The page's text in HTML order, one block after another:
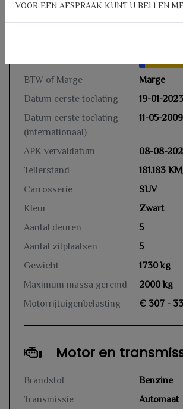
BTW of Marge
Marge
Datum eerste toelating
19-01-2023
Datum eerste toelating
(internationaal)
11-05-2009
APK vervaldatum
08-08-
Tellerstand
181.183 KM
Carrosserie
SUV
Kleur
Zwart
Aantal deuren
5
Aantal zitplaatsen
5
Gewicht
1730 kg
Maximum massa geremd
2000 kg
Motorrijtuigenbelasting
€ 307 -
Motor en
Brandstof
Benzine
Transmissie
Automaat
VOOR EEN AFSPRAAK KUNT U BELLEN